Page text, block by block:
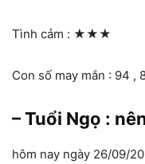
Tình cảm : ★★★
Con số may mắn : 94 ,
– Tuổi Ngọ :
hôm nay ngày 26/09/